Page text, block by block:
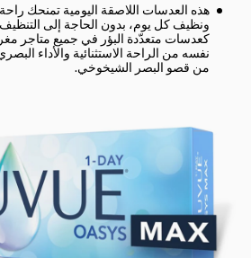
هذه العدسات اللاصقة اليومية تمنحك
ونظيف كل يوم، بدون الحاجة إلى التنظيف
كعدسات متعدّدة البؤر في جميع متاجر
نفسه من الراحة الاستثنائية والأداء
من قصو البصر الشيخوخي.